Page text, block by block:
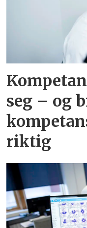
seg – og
riktig